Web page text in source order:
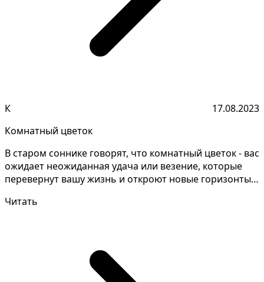
К
17.08.2023
Комнатный цветок
В старом соннике говорят, что комнатный цветок - вас
ожидает неожиданная удача или везение, которые
перевернут вашу жизнь и откроют новые горизонты.
Читать